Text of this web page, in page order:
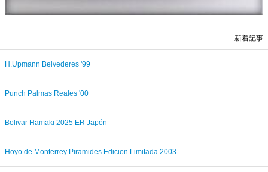
新着記事
H.Upmann Belvederes '99
Punch Palmas Reales '00
Bolivar Hamaki 2025 ER Japón
Hoyo de Monterrey Piramides Edicion Limitada 2003